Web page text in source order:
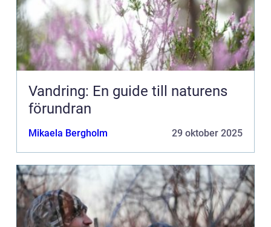
Vandring: En guide till naturens
förundran
Mikaela Bergholm 29 oktober 2025